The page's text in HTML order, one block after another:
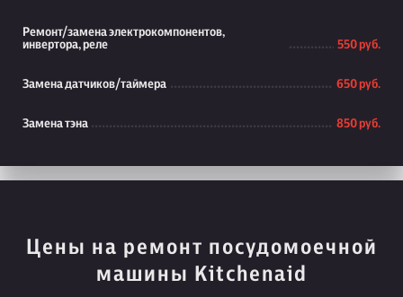
Ремонт/замена электрокомпонентов,
инвертора, реле
550 руб.
Замена датчиков/таймера 650 руб.
Замена тэна 850 руб.
Цены на ремонт посудомоечной
машины Kitchenaid